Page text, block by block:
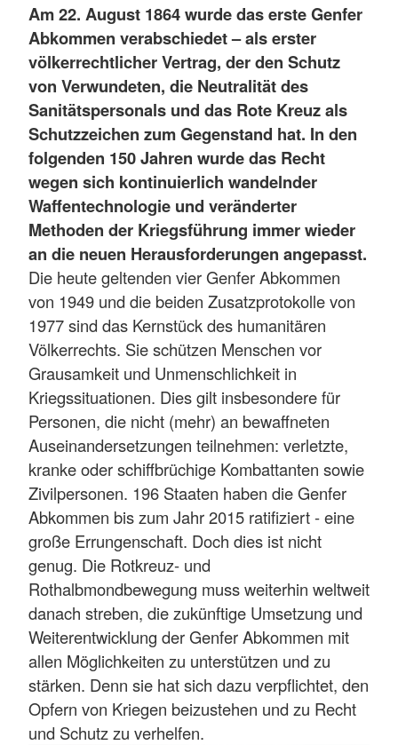
Am 22. August 1864 wurde das erste Genfer
Abkommen verabschiedet – als erster
völkerrechtlicher Vertrag, der den Schutz
von Verwundeten, die Neutralität des
Sanitätspersonals und das Rote Kreuz als
Schutzzeichen zum Gegenstand hat. In den
folgenden 150 Jahren wurde das Recht
wegen sich kontinuierlich wandelnder
Waffentechnologie und veränderter
Methoden der Kriegsführung immer wieder
an die neuen Herausforderungen angepasst.
Die heute geltenden vier Genfer Abkommen
von 1949 und die beiden Zusatzprotokolle von
1977 sind das Kernstück des humanitären
Völkerrechts. Sie schützen Menschen vor
Grausamkeit und Unmenschlichkeit in
Kriegssituationen. Dies gilt insbesondere für
Personen, die nicht (mehr) an bewaffneten
Auseinandersetzungen teilnehmen: verletzte,
kranke oder schiffbrüchige Kombattanten sowie
Zivilpersonen. 196 Staaten haben die Genfer
Abkommen bis zum Jahr 2015 ratifiziert - eine
große Errungenschaft. Doch dies ist nicht
genug. Die Rotkreuz- und
Rothalbmondbewegung muss weiterhin weltweit
danach streben, die zukünftige Umsetzung und
Weiterentwicklung der Genfer Abkommen mit
allen Möglichkeiten zu unterstützen und zu
stärken. Denn sie hat sich dazu verpflichtet, den
Opfern von Kriegen beizustehen und zu Recht
und Schutz zu verhelfen.